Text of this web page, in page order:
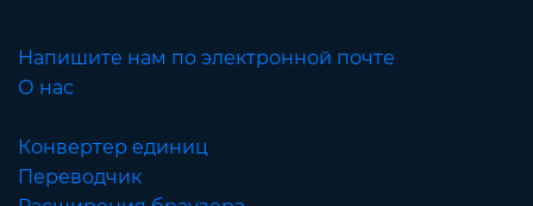
Напишите нам по электронной почте
О нас
Конвертер единиц
Переводчик